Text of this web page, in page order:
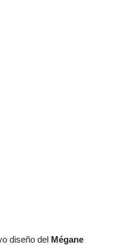
diseño del Mégane